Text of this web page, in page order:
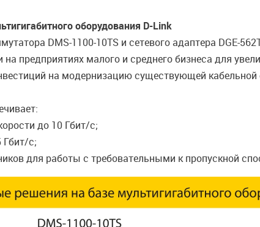
оборудования D-Link
DMS-1100-10TS и сетевого адаптера DGE-
предприятиях малого и среднего бизнеса для
на модернизацию существующей
до 10 Гбит/с;
Гбит/с;
для работы с требовательными к пропускной